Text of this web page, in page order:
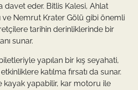
eder. Bitlis Kalesi, Ahlat
ve Nemrut Krater Gölü gibi önemli
tarihin derinliklerinde bir
sunar.
yapılan bir kış seyahati,
katılma fırsatı da sunar.
kayak yapabilir, kar motoru ile